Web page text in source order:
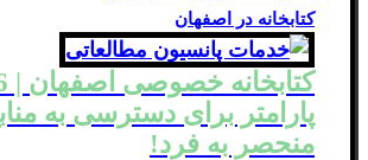
کتابخانه در اصفهان
پارامتر برای دسترسی به
منحصر به فرد!